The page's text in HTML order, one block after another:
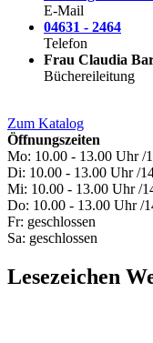
E-Mail
04631 - 2464
Telefon
Frau Claudia
Büchereileitung
Zum Katalog
Öffnungszeiten
Mo: 10.00 - 13.00 Uhr /
Di: 10.00 - 13.00 Uhr /
Mi: 10.00 - 13.00 Uhr /
Do: 10.00 - 13.00 Uhr /
Fr: geschlossen
Sa: geschlossen
Lesezeichen